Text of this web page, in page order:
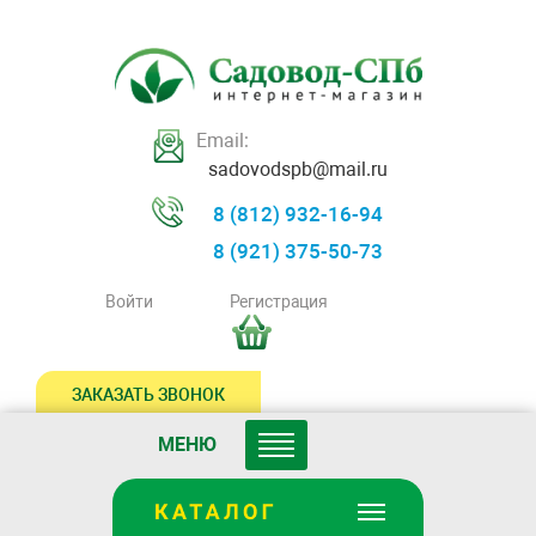
Email:
sadovodspb@mail.ru
8 (812) 932-16-94
8 (921) 375-50-73
Войти Регистрация
ЗАКАЗАТЬ ЗВОНОК
МЕНЮ